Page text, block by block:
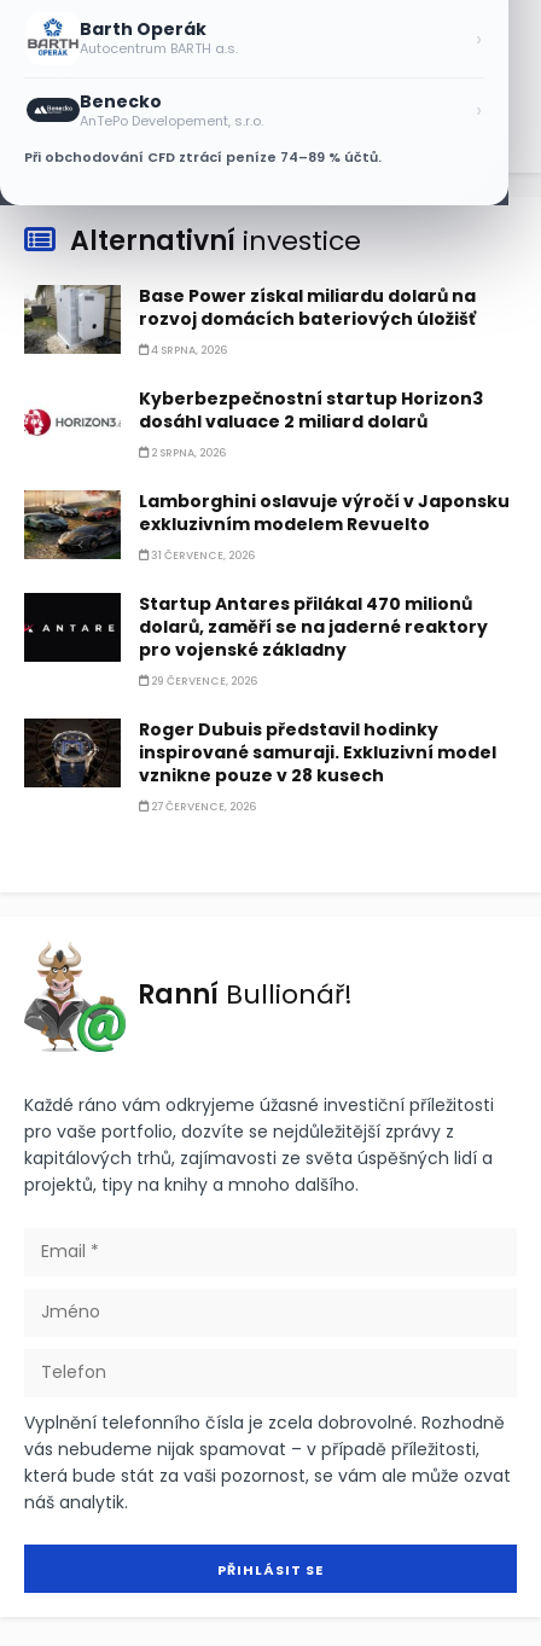
Barth Operák
Autocentrum BARTH a.s. ›
Benecko
AnTePo Developement, s.r.o. ›
Při obchodování CFD ztrácí peníze 74–89 % účtů.
Objednávky DoorDash vzrostly téměř o
28 %, akcie rostou
Alternativní investice
Base Power získal miliardu dolarů na
rozvoj domácích bateriových úložišť
4 SRPNA, 2026
Kyberbezpečnostní startup Horizon3
dosáhl valuace 2 miliard dolarů
2 SRPNA, 2026
Lamborghini oslavuje výročí v Japonsku
exkluzivním modelem Revuelto
31 ČERVENCE, 2026
Startup Antares přilákal 470 milionů
dolarů, zaměří se na jaderné reaktory
pro vojenské základny
29 ČERVENCE, 2026
Roger Dubuis představil hodinky
inspirované samuraji. Exkluzivní model
vznikne pouze v 28 kusech
27 ČERVENCE, 2026
Ranní Bullionář!
Každé ráno vám odkryjeme úžasné investiční příležitosti
pro vaše portfolio, dozvíte se nejdůležitější zprávy z
kapitálových trhů, zajímavosti ze světa úspěšných lidí a
projektů, tipy na knihy a mnoho dalšího.
Vyplnění telefonního čísla je zcela dobrovolné. Rozhodně
vás nebudeme nijak spamovat – v případě příležitosti,
která bude stát za vaši pozornost, se vám ale může ozvat
náš analytik.